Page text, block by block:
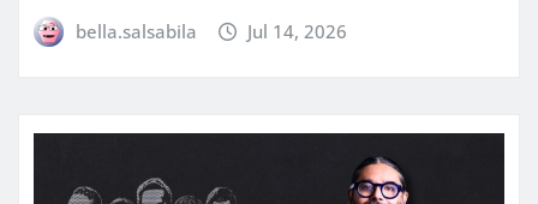
bella.salsabila Jul 14, 2026